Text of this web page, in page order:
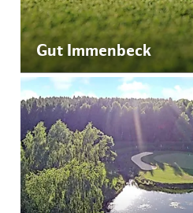
Gut Immenbeck